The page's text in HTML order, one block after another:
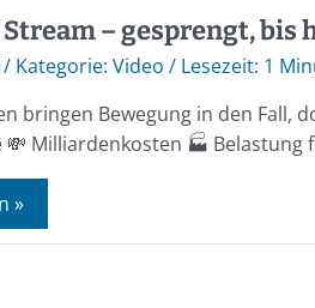
– gesprengt,
/ Video /
1
bringen Bewegung in den Fall,
💸 Milliardenkosten 🏭
»